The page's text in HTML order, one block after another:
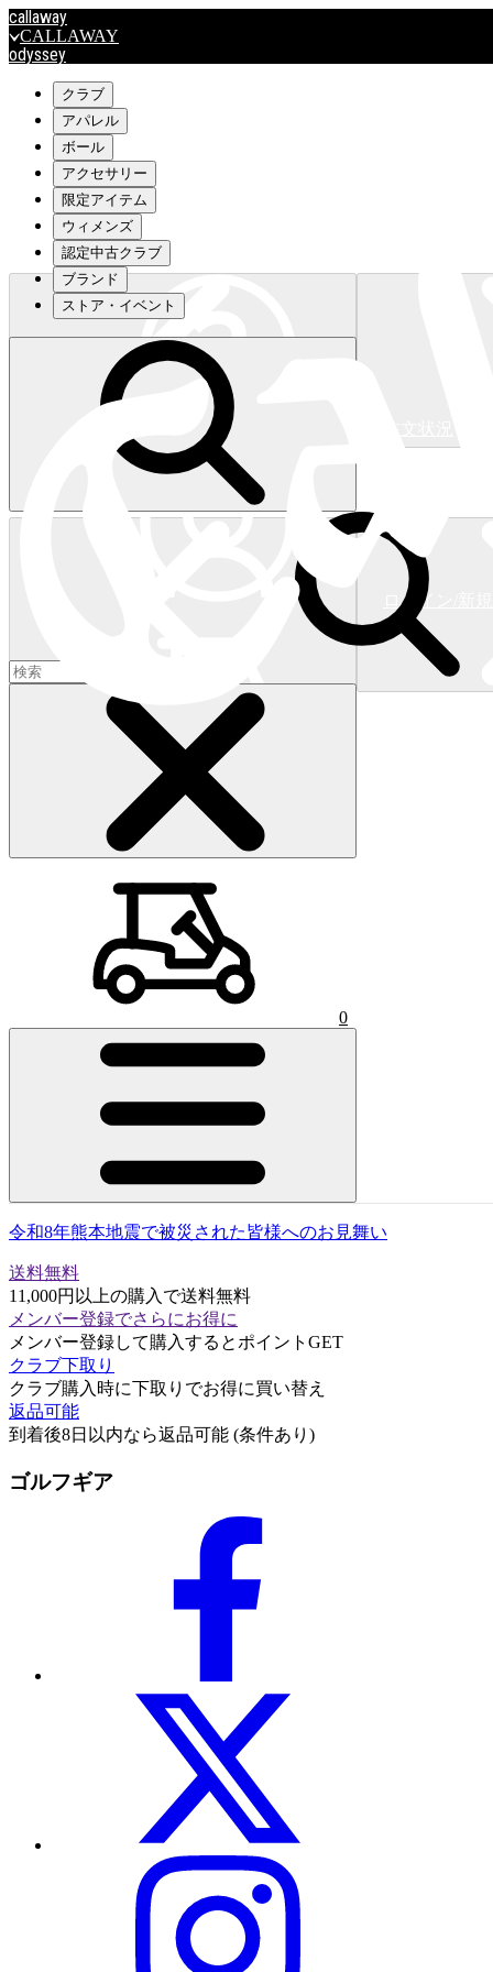
callaway
CALLAWAY
odyssey
travismathew
outlet
OUTLET
キャロウェイアパレルはこちら>>>
キャロウェイアパレルはこちら>>>
ログイン/新
ショッピングカート 0)
クラブ
アパレル
ボール
アクセサリー
限定アイテム
ウィメンズ
認定中古クラブ
ブランド
ストア・イベント
0
令和8年熊本地震で被災された皆様へのお見舞い
送料無料
11,000円以上の購入で送料無料
メンバー登録でさらにお得に
メンバー登録して購入するとポイントGET
クラブ下取り
クラブ購入時に下取りでお得に買い替え
返品可能
到着後8日以内なら返品可能 (条件あり)
ゴルフギア